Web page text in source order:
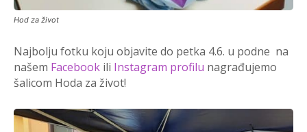
Hod za život
Najbolju fotku koju objavite do petka 4.6. u podne na
našem Facebook ili Instagram profilu nagrađujemo
šalicom Hoda za život!